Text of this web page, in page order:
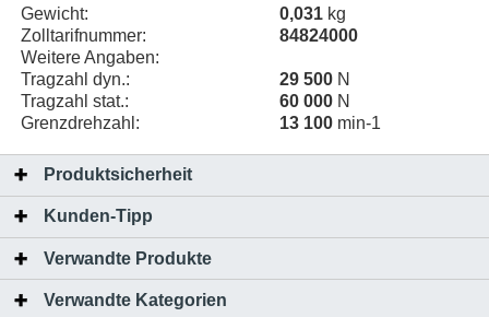
Gewicht:
0,031 kg
Zolltarifnummer:
84824000
Weitere Angaben:
Tragzahl dyn.:
29 500 N
Tragzahl stat.:
60 000 N
Grenzdrehzahl:
13 100 min-1
Produktsicherheit
Kunden-Tipp
Verwandte Produkte
Verwandte Kategorien